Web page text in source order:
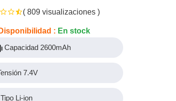
( 809 visualizaciones )
Disponibilidad : En stock
Capacidad 2600mAh
7.4V
Tipo Li-ion